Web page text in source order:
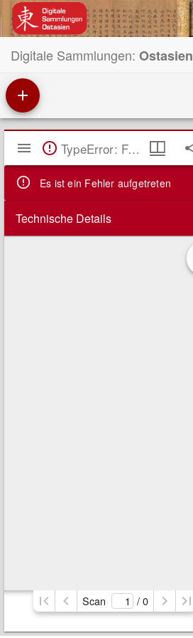
Digitale Sammlungen: Ostasien
Mirador
Viewer TypeError: Failed to fetch
Es ist ein Fehler aufgetreten
Technische Details
Scan / 0